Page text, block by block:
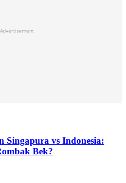
Advertisement
Singapura vs Indonesia:
Bek?